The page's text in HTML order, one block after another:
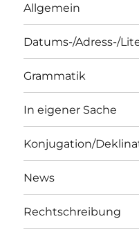
Allgemein
Datums-/Adress-/
Grammatik
In eigener Sache
Konjugation/
News
Rechtschreibung